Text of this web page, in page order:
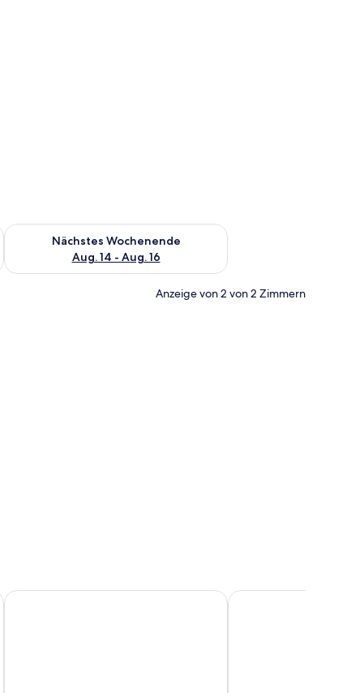
Aug. 7 - Aug. 9.
Nächstes Wochenende
Aug. 14 - Aug. 16
Überprüfe die Verfügbarkeit für nächstes Wochenende, Aug.
Anzeige von 2 von 2 Zimmern
ein mit Vorhängen versehenes Fenster.
Wand, einem großen Bett mit roter Bettwäsche, einem Nachttisch mit
The Residency Signature Madurai Hotel Lotus